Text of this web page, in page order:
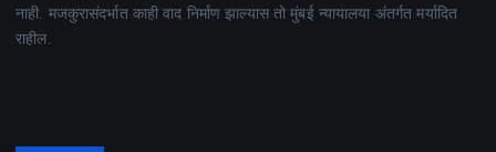
नाही. मजकुरासंदर्भात काही वाद निर्माण झाल्यास तो मुंबई न्यायालया अंतर्गत मर्यादित
राहील.